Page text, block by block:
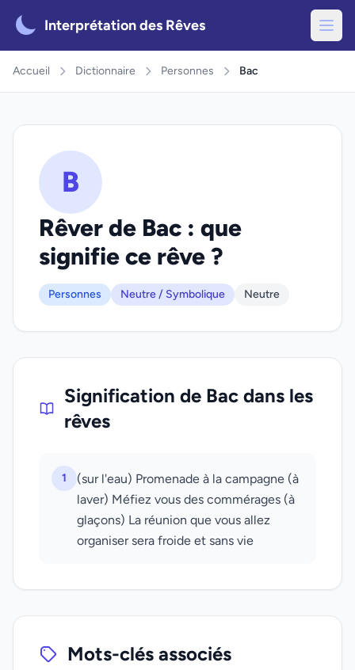
Interprétation des Rêves
Accueil Dictionnaire Personnes Bac
B
Rêver de Bac : que
signifie ce rêve ?
Personnes Neutre / Symbolique Neutre
Signification de Bac dans les
rêves
1
(sur l'eau) Promenade à la campagne (à
laver) Méfiez vous des commérages (à
glaçons) La réunion que vous allez
organiser sera froide et sans vie
Mots-clés associés